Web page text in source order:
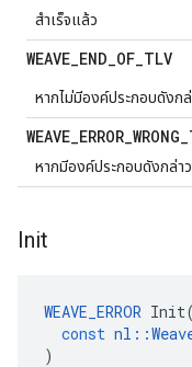
สำเร็จแล้ว
WEAVE_END_OF_TLV
หากไม่มีองค์ประกอบดังกล่
WEAVE_ERROR_WRONG_
หากมีองค์ประกอบดังกล่า
Init
WEAVE_ERROR Init(
const nl ::
)